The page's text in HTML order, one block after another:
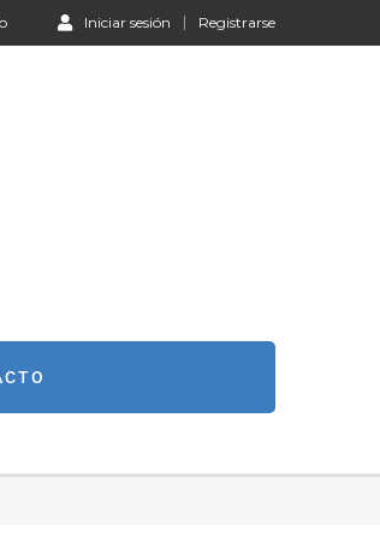
Iniciar sesión Registrarse